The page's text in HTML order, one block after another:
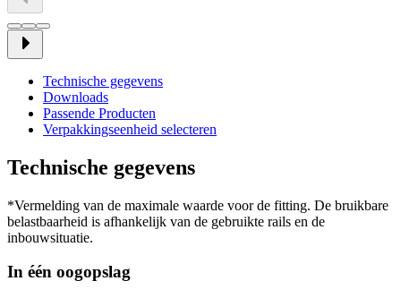
Technische gegevens
Downloads
Passende Producten
Verpakkingseenheid selecteren
Technische gegevens
*Vermelding van de maximale waarde voor de fitting. De bruikbare
belastbaarheid is afhankelijk van de gebruikte rails en de
inbouwsituatie.
In één oogopslag